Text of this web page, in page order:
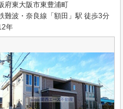
府東大阪市東豊浦町
難波・奈良線「額田」駅 徒歩3分
年